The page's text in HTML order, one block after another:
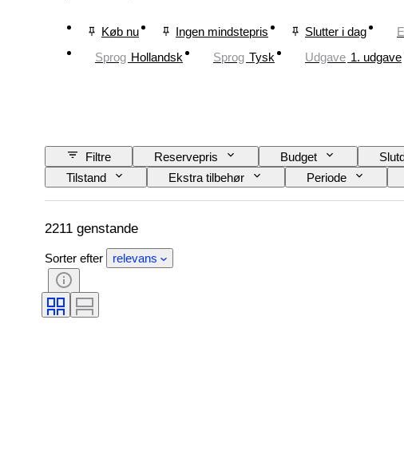
Køb nu Ingen mindstepris Slutter i dag
Sprog Hollandsk Sprog Tysk Udgave 1. udgave
Filtre Reservepris Budget
Tilstand
Ekstra tilbehør Periode
Sprog
Farve Serie Æra
2211 genstande
Sorter efter relevans